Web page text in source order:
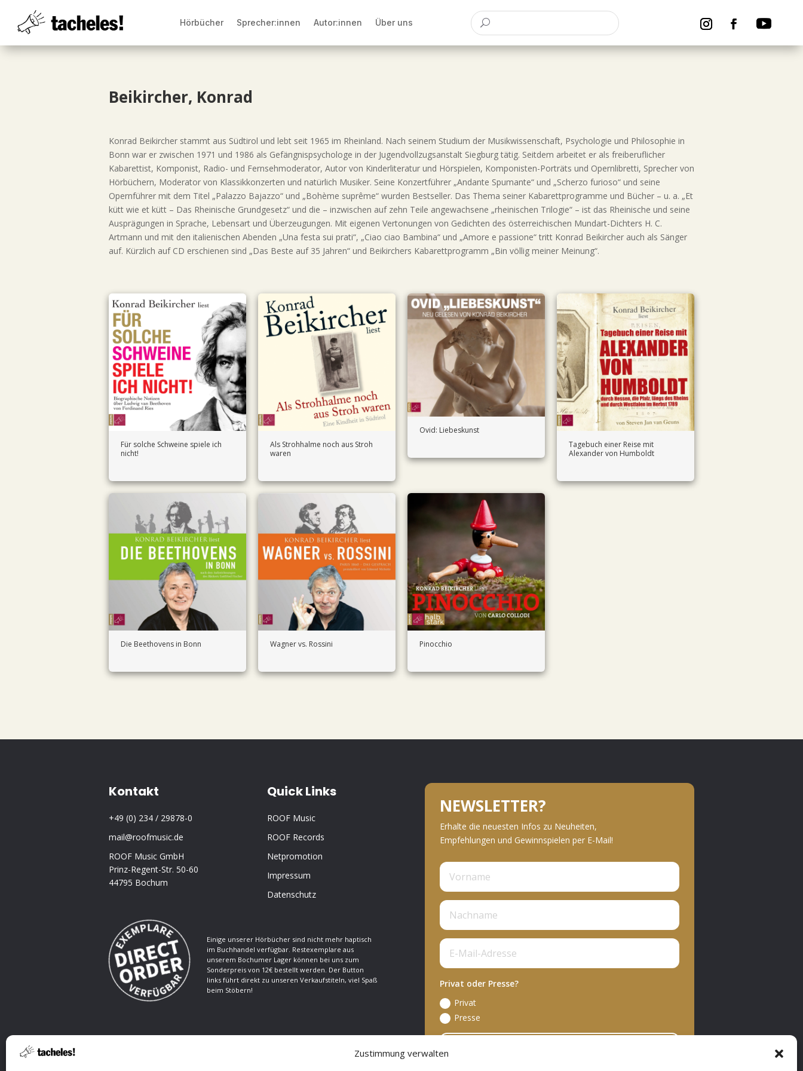
Zustimmung verwalten
Hörbücher Sprecher:innen Autor:innen Über uns
Beikircher, Konrad
Konrad Beikircher stammt aus Südtirol und lebt seit 1965 im Rheinland. Nach seinem Studium der Musikwissenschaft, Psychologie und Philosophie in
Bonn war er zwischen 1971 und 1986 als Gefängnispsychologe in der Jugendvollzugsanstalt Siegburg tätig. Seitdem arbeitet er als freiberuflicher
Kabarettist, Komponist, Radio- und Fernsehmoderator, Autor von Kinderliteratur und Hörspielen, Komponisten-Porträts und Opernlibretti, Sprecher von
Hörbüchern, Moderator von Klassikkonzerten und natürlich Musiker. Seine Konzertführer „Andante Spumante“ und „Scherzo furioso“ und seine
Opernführer mit dem Titel „Palazzo Bajazzo“ und „Bohème suprême“ wurden Bestseller. Das Thema seiner Kabarettprogramme und Bücher – u. a. „Et
kütt wie et kütt – Das Rheinische Grundgesetz“ und die – inzwischen auf zehn Teile angewachsene „rheinischen Trilogie“ – ist das Rheinische und seine
Ausprägungen in Sprache, Lebensart und Überzeugungen. Mit eigenen Vertonungen von Gedichten des österreichischen Mundart-Dichters H. C.
Artmann und mit den italienischen Abenden „Una festa sui prati“, „Ciao ciao Bambina“ und „Amore e passione“ tritt Konrad Beikircher auch als Sänger
auf. Kürzlich auf CD erschienen sind „Das Beste auf 35 Jahren“ und Beikirchers Kabarettprogramm „Bin völlig meiner Meinung“.
Für solche Schweine spiele ich
nicht!
Als Strohhalme noch aus Stroh
waren
Ovid: Liebeskunst
Tagebuch einer Reise mit
Alexander von Humboldt
Die Beethovens in Bonn Wagner vs. Rossini Pinocchio
Kontakt
+49 (0) 234 / 29878-0
mail@roofmusic.de
ROOF Music GmbH
Prinz-Regent-Str. 50-60
44795 Bochum
Quick Links
ROOF Music
ROOF Records
Netpromotion
Impressum
Datenschutz
Einige unserer Hörbücher sind nicht mehr haptisch
im Buchhandel verfügbar. Restexemplare aus
unserem Bochumer Lager können bei uns zum
Sonderpreis von 12€ bestellt werden. Der Button
links führt direkt zu unseren Verkaufstiteln, viel Spaß
beim Stöbern!
NEWSLETTER?
Erhalte die neuesten Infos zu Neuheiten,
Empfehlungen und Gewinnspielen per E-Mail!
Privat oder Presse?
Privat
Presse